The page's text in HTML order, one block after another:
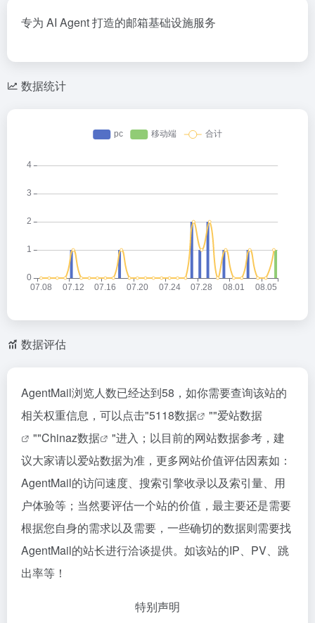
专为 AI Agent 打造的邮箱基础设施服务
数据统计
数据评估
AgentMail浏览人数已经达到58，如你需要查询该站的
相关权重信息，可以点击"5118数据 ""爱站数据
""Chinaz数据
"进入；以目前的网站数据参考，建
议大家请以爱站数据为准，更多网站价值评估因素如：
AgentMail的访问速度、搜索引擎收录以及索引量、用
户体验等；当然要评估一个站的价值，最主要还是需要
根据您自身的需求以及需要，一些确切的数据则需要找
AgentMail的站长进行洽谈提供。如该站的IP、PV、跳
出率等！
特别声明